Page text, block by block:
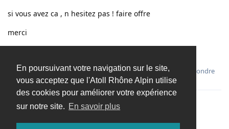
En poursuivant votre navigation sur le site,
vous acceptez que l'Atoll Rhône Alpin utilise
des cookies pour améliorer votre expérience
sur notre site. En savoir plus
si vous avez ca , n hesitez pas ! faire offre
merci
Répondre
Charger davantage